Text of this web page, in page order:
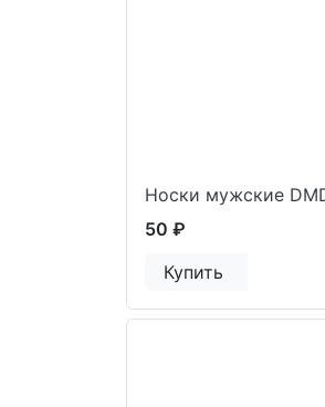
Носки мужские
50 ₽
Купить